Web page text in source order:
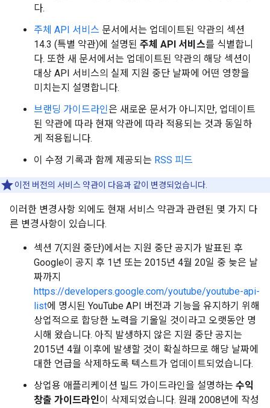
다.
주체 API 서비스 문서에서는 업데이트된 약관의 섹션
14.3 (특별 약관)에 설명된 주체 API 서비스를 식별합니
다. 또한 새 문서에서는 업데이트된 약관의 해당 섹션이
대상 API 서비스의 실제 지원 중단 날짜에 어떤 영향을
미치는지 설명합니다.
브랜딩 가이드라인은 새로운 문서가 아니지만, 업데이트
된 약관에 따라 현재 약관에 따라 적용되는 것과 동일하
게 적용됩니다.
이 수정 기록과 함께 제공되는 RSS 피드
이전 버전의 서비스 약관이 다음과 같이 변경되었습니다.
이러한 변경사항 외에도 현재 서비스 약관과 관련된 몇 가지 다
른 변경사항이 있습니다.
섹션 7(지원 중단)에서는 지원 중단 공지가 발표된 후
Google이 공지 후 1년 또는 2015년 4월 20일 중 늦은 날
짜까지
https://developers.google.com/youtube/youtube-api-
list에 명시된 YouTube API 버전과 기능을 유지하기 위해
상업적으로 합당한 노력을 기울일 것이라고 오랫동안 명
시해 왔습니다. 아직 발생하지 않은 지원 중단 공지는
2015년 4월 이후에 발생할 것이 확실하므로 해당 날짜에
대한 언급을 삭제하도록 텍스트가 업데이트되었습니다.
상업용 애플리케이션 빌드 가이드라인을 설명하는 수익
창출 가이드라인이 삭제되었습니다. 원래 2008년에 작성